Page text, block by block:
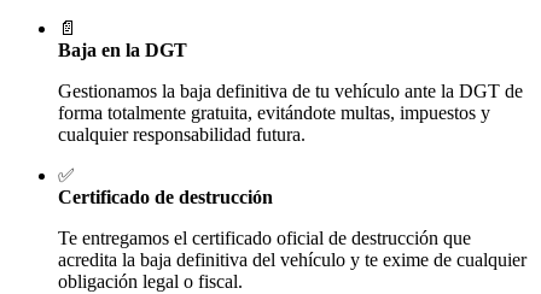
📄
Baja en la DGT
Gestionamos la baja definitiva de tu vehículo ante la DGT de
forma totalmente gratuita, evitándote multas, impuestos y
cualquier responsabilidad futura.
✅
Certificado de destrucción
Te entregamos el certificado oficial de destrucción que
acredita la baja definitiva del vehículo y te exime de cualquier
obligación legal o fiscal.